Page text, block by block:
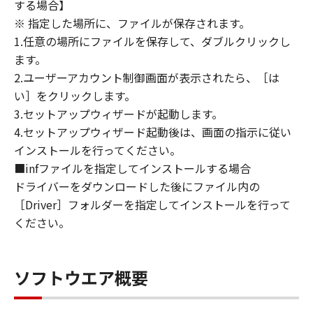
BUSINESS INTERRUPTION OR OTHER
COMPENSATORY, INCIDENTAL OR
CONSEQUENTIAL DAMAGES) ARISING OUT OF
THE SOFTWARE, USE THEREOF OR INABILITY
TO USE THE SOFTWARE EVEN IF EITHER
CANON, CANON'S SUBSIDIARIES OR
AFFILIATES, THEIR DISTRIBUTORS, DEALERS
OR CANON'S LICENSORS HAVE BEEN ADVISED
OF THE POSSIBILITY OF SUCH DAMAGES.
SOME STATES OR LEGAL JURISDICTIONS DO
NOT ALLOW THE LIMITATION OR EXCLUSION
OF LIABILITY FOR INCIDENTAL OR
CONSEQUENTIAL DAMAGES, OR PERSONAL
INJURY OR DEATH RESULTING FROM
MAY NOT APPLY TO YOU.
[RELEASE OF LIABILITY] TO THE FULL
する場合】
※ 指定した場所に、ファイルが保存されます。
1.任意の場所にファイルを保存して、ダブルクリックし
ます。
2.ユーザーアカウント制御画面が表示されたら、［は
い］をクリックします。
3.セットアップウィザードが起動します。
4.セットアップウィザード起動後は、画面の指示に従い
インストールを行ってください。
■infファイルを指定してインストールする場合
ドライバーをダウンロードした後にファイル内の
［Driver］フォルダーを指定してインストールを行って
ください。
ソフトウエア概要